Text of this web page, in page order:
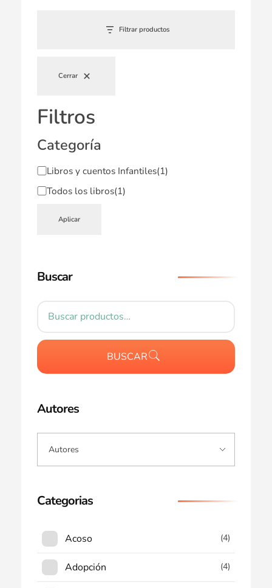
Filtrar productos
Cerrar
Filtros
Categoría
Libros y cuentos Infantiles(1)
Todos los libros(1)
Aplicar
Buscar
BUSCAR
Autores
Categorias
Acoso (4)
Adopción (4)